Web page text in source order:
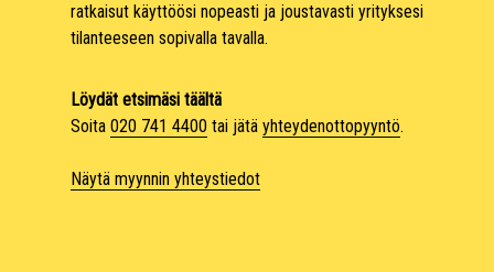
ratkaisut käyttöösi nopeasti ja joustavasti yrityksesi
tilanteeseen sopivalla tavalla.
Löydät etsimäsi täältä
Soita 020 741 4400 tai jätä yhteydenottopyyntö.
Näytä myynnin yhteystiedot